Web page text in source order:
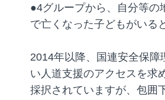
●4グループから、自分等の
で亡くなった子どもがいる
2014年以降、国連安全保
い人道支援のアクセスを求
採択されていますが、包囲